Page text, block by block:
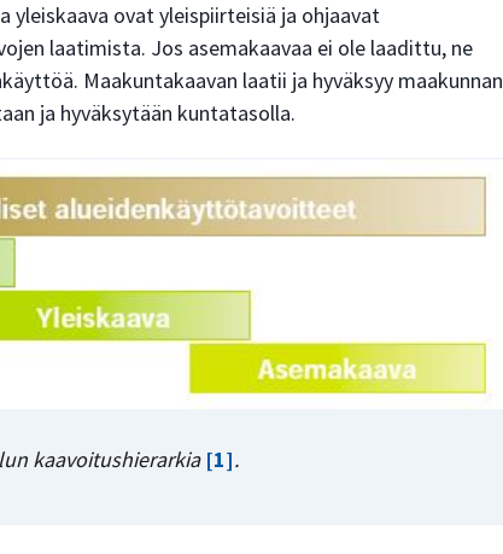
yleiskaava ovat yleispiirteisiä ja ohjaavat
laatimista. Jos asemakaavaa ei ole laadittu, ne
Maakuntakaavan laatii ja hyväksyy maakunnan
ja hyväksytään kuntatasolla.
kaavoitushierarkia [1].